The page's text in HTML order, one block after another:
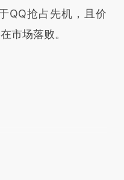
QQ抢占先机，且价
市场落败。